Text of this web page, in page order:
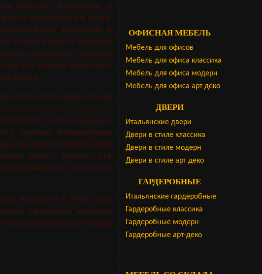
мебели, фурнитуры и
помещения в доме.
дизайном в
старта бизнеса братьев
последним трендам
постоянно укрепляет
рынке.
части, благодаря своим
& Co сразу выдает
дерева, безупречным
многолетний опыт
делу – именно это
среди тех,
построен в 2004 году,
принципы ведения
повернуться лицом
ОФИСНАЯ МЕБЕЛЬ
Мебель для офисов
Мебель для офиса классика
Мебель для офиса модерн
Мебель для офиса арт деко
ДВЕРИ
Итальянские двери
Двери в стиле классика
Двери в стиле модерн
Двери в стиле арт деко
ГАРДЕРОБНЫЕ
Итальянские гардеробные
Гардеробные классика
Гардеробные модерн
Гардеробные арт-деко